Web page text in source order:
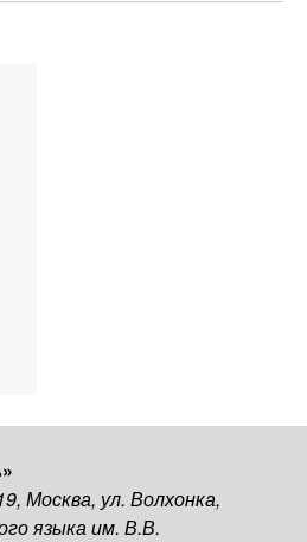
Москва, ул. Волхонка,
языка им. В.В.